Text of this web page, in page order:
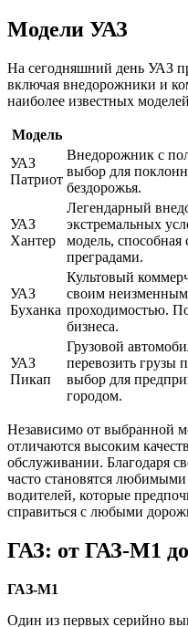
Модели УАЗ
На сегодняшний день УАЗ
включая внедорожники и
наиболее известных
Модель
УАЗ
Патриот
Внедорожник с
выбор для
бездорожья.
УАЗ
Хантер
Легендарный
экстремальных
модель,
преградами.
УАЗ
Буханка
Культовый
своим
проходимостью.
бизнеса.
УАЗ
Пикап
Грузовой
перевозить грузы
выбор для
городом.
Независимо от выбранной
отличаются высоким
обслуживании. Благодаря
часто становятся
водителей, которые
справиться с любыми
ГАЗ: от ГАЗ-М1
ГАЗ-М1
Один из первых серийно